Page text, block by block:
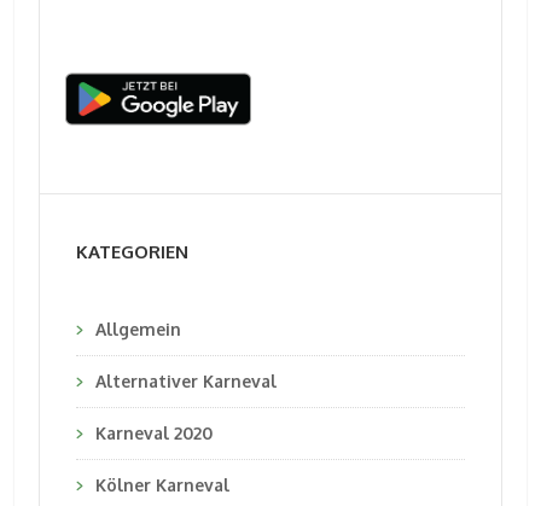
KATEGORIEN
Allgemein
Alternativer Karneval
Karneval 2020
Kölner Karneval